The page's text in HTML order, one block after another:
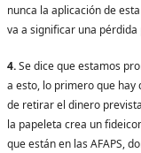
nunca la aplicación de
va a significar una
4.Se dice que estamos
a esto, lo primero que hay
de retirar el dinero
la papeleta crea un
que están en las AFAPS,